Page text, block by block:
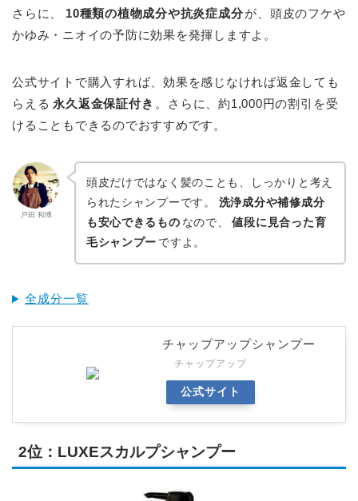
さらに、 10種類の植物成分や抗炎症成分が、頭皮のフケや
かゆみ・ニオイの予防に効果を発揮しますよ。
公式サイトで購入すれば、効果を感じなければ返金しても
らえる 永久返金保証付き 。さらに、約1,000円の割引を受
けることもできるのでおすすめです。
戸田 和博
頭皮だけではなく髪のことも、しっかりと考え
られたシャンプーです。
洗浄成分や補修成分
も安心できるもの なので、
値段に見合った育
毛シャンプー ですよ。
全成分一覧
チャップアップシャンプー
チャップアップ
公式サイト
2位：LUXEスカルプシャンプー